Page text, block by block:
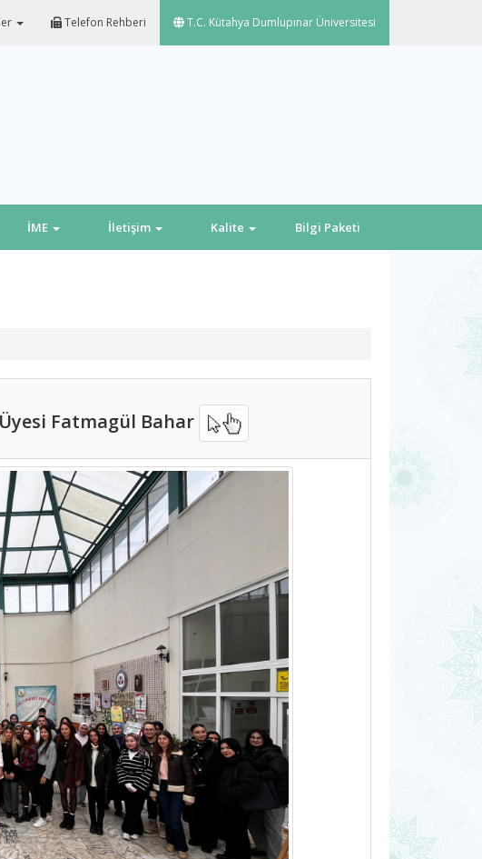
Telefon Rehberi T.C. Kütahya Dumlupınar Üniversitesi
İME İletişim Kalite Bilgi Paketi
Fatmagül Bahar